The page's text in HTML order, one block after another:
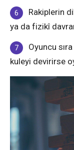
Rakiplerin
ya da fizikî
Oyuncu
kuleyi devirirse